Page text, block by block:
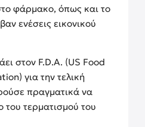
φάρμακο, όπως και το
ενέσεις εικονικού
στον F.D.A. (US Food
για την τελική
πραγματικά να
του τερματισμού του